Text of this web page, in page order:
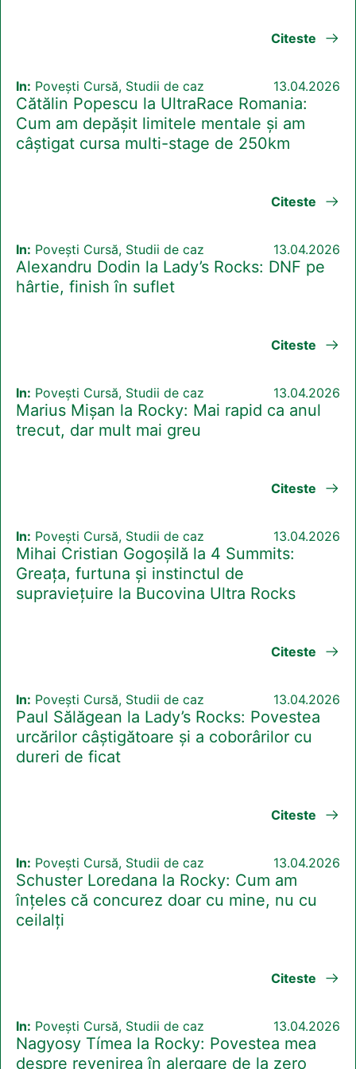
Citeste
In: Povești Cursă, Studii de caz 13.04.2026
Cătălin Popescu la UltraRace Romania:
Cum am depășit limitele mentale și am
câștigat cursa multi-stage de 250km
Citeste
In: Povești Cursă, Studii de caz 13.04.2026
Alexandru Dodin la Lady’s Rocks: DNF pe
hârtie, finish în suflet
Citeste
In: Povești Cursă, Studii de caz 13.04.2026
Marius Mișan la Rocky: Mai rapid ca anul
trecut, dar mult mai greu
Citeste
In: Povești Cursă, Studii de caz 13.04.2026
Mihai Cristian Gogoșilă la 4 Summits:
Greața, furtuna și instinctul de
supraviețuire la Bucovina Ultra Rocks
Citeste
In: Povești Cursă, Studii de caz 13.04.2026
Paul Sălăgean la Lady’s Rocks: Povestea
urcărilor câștigătoare și a coborârilor cu
dureri de ficat
Citeste
In: Povești Cursă, Studii de caz 13.04.2026
Schuster Loredana la Rocky: Cum am
înțeles că concurez doar cu mine, nu cu
ceilalți
Citeste
In: Povești Cursă, Studii de caz 13.04.2026
Nagyosy Tímea la Rocky: Povestea mea
despre revenirea în alergare de la zero